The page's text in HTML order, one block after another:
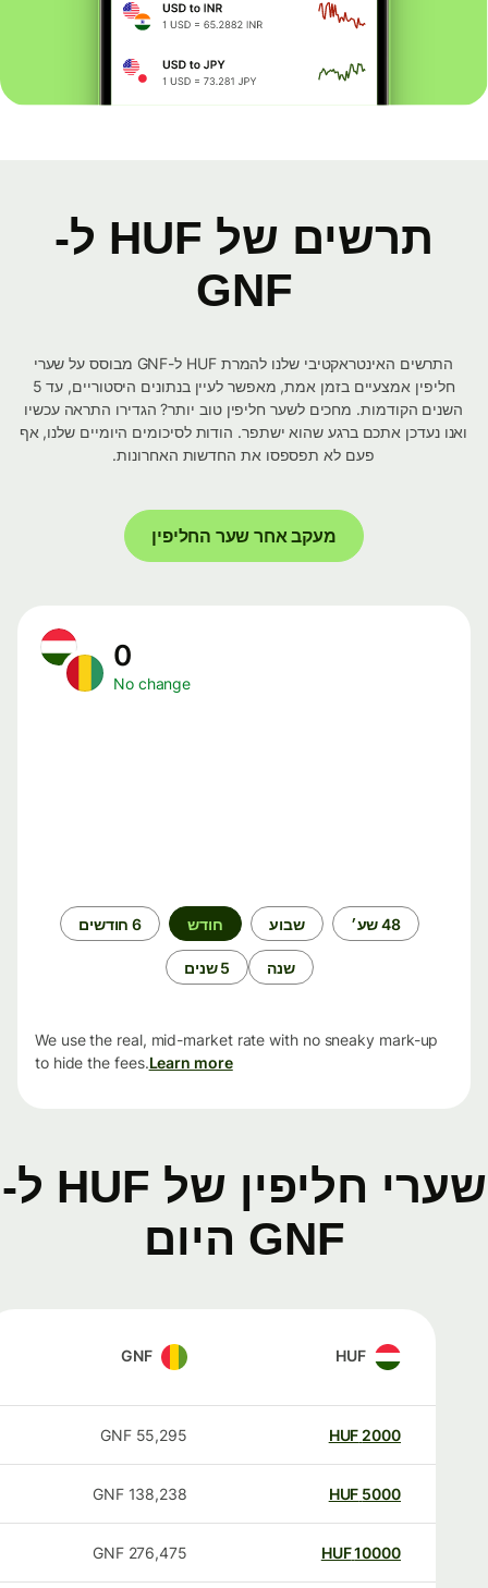
תרשים של HUF ל-
GNF
התרשים האינטראקטיבי שלנו להמרת HUF ל-GNF מבוסס על שערי
חליפין אמצעיים בזמן אמת, מאפשר לעיין בנתונים היסטוריים, עד 5
השנים הקודמות. מחכים לשער חליפין טוב יותר? הגדירו התראה עכשיו
ואנו נעדכן אתכם ברגע שהוא ישתפר. הודות לסיכומים היומיים שלנו, אף
פעם לא תפספסו את החדשות האחרונות.
מעקב אחר שער החליפין
No change
48 שע׳ שבוע חודש 6 חודשים
שנה 5 שנים
We use the real, mid-market rate with no sneaky mark-up
to hide the fees.Learn more
שערי חליפין של HUF ל-
GNF היום
HUF
GNF
2000
HUF
55,295
GNF
5000
HUF
138,238
GNF
10000
HUF
276,475
GNF